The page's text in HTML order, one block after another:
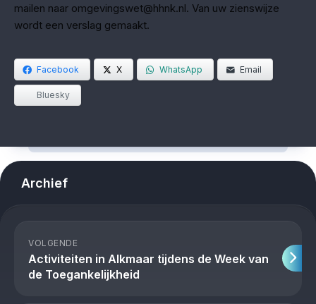
mailen naar omgevingswet@hhnk.nl. Van uw zienswijze
wordt een verslag gemaakt.
Facebook X WhatsApp Email
Bluesky
Archief
VOLGENDE
Activiteiten in Alkmaar tijdens de Week van
de Toegankelijkheid